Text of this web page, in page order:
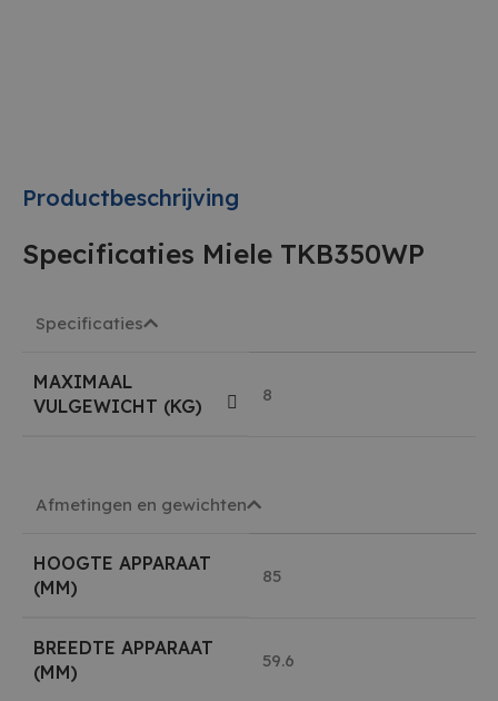
Productbeschrijving
Specificaties Miele TKB350WP
Specificaties
MAXIMAAL
VULGEWICHT (KG)
8
Afmetingen en gewichten
HOOGTE APPARAAT
(MM)
85
BREEDTE APPARAAT
(MM)
59.6